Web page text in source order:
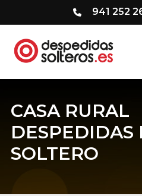
941 252
CASA RURAL
DESPEDIDAS
SOLTERO